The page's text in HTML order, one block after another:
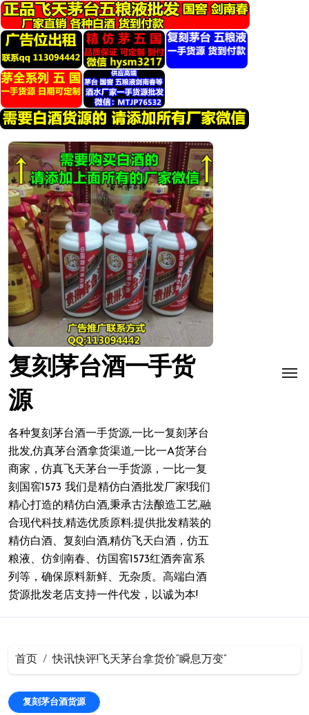
转
到
内
容
复刻茅台酒一手货
源
各种复刻茅台酒一手货源,一比一复刻茅台
批发,仿真茅台酒拿货渠道,一比一A货茅台
商家，仿真飞天茅台一手货源，一比一复
刻国窖1573 我们是精仿白酒批发厂家!我们
精心打造的精仿白酒,秉承古法酿造工艺,融
合现代科技,精选优质原料;提供批发精装的
精仿白酒、复刻白酒,精仿飞天白酒，仿五
粮液、仿剑南春、仿国窖1573红酒奔富系
列等，确保原料新鲜、无杂质。高端白酒
货源批发老店支持一件代发，以诚为本!
首页 快讯快评!飞天茅台拿货价“瞬息万变”
复刻茅台酒货源